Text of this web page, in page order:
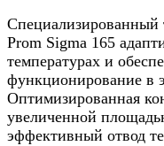
Специализированный
Prom Sigma 165
температурах и
функционирование в
Оптимизированная
увеличенной
эффективный отвод